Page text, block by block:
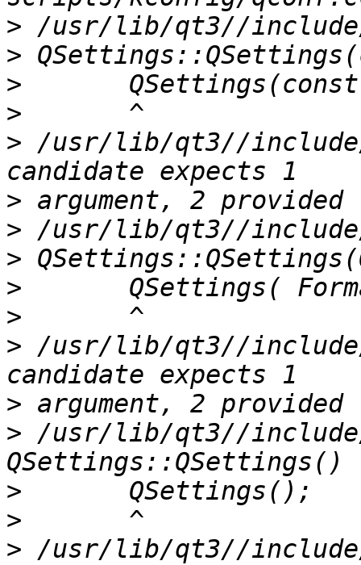
>
>
>
>
> /usr/lib/qt3//
>
>
>
>
>
> /usr/lib/qt3//
>
> /usr/lib/qt3//
>
>
> /usr/lib/qt3//